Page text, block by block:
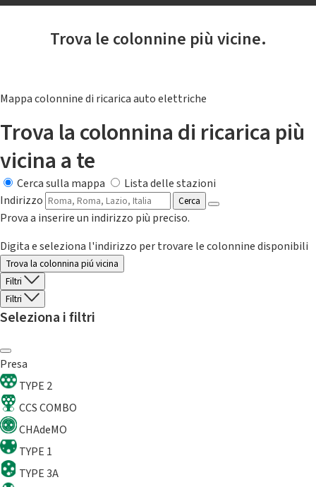
Trova le colonnine più vicine.
Mappa colonnine di ricarica auto elettriche
Trova la colonnina di ricarica più
vicina a te
Cerca sulla mappa
Lista delle stazioni
Indirizzo
Cerca
Prova a inserire un indirizzo più preciso.
Digita e seleziona l'indirizzo per trovare le colonnine disponibili
Trova la colonnina piú vicina
Filtri
Filtri
Seleziona i filtri
Presa
TYPE 2
CCS COMBO
CHAdeMO
TYPE 1
TYPE 3A